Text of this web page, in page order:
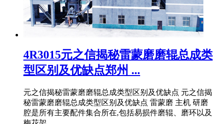
4R3015元之信揭秘雷蒙磨磨辊总成类
型区别及优缺点郑州 ...
元之信揭秘雷蒙磨磨辊总成类型区别及优缺点 元之信揭
秘雷蒙磨磨辊总成类型区别及优缺点 雷蒙磨 主机 研磨
腔是所有主要配件集合所在,包括易损件磨辊、磨环以及